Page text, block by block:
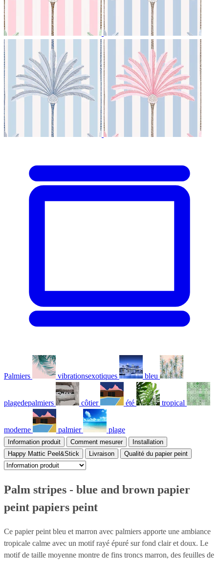
Palmiers vibrationsexotiques bleu
plagedepalmiers côtier été tropical
moderne palmier plage
Information produit Comment mesurer
Installation
Happy Mattic Peel&Stick
Livraison Qualité du papier peint
Palm stripes - blue and brown papier
peint papiers peint
Ce papier peint bleu et marron avec palmiers apporte une ambiance
tropicale calme avec un motif rayé épuré sur fond clair et doux. Le
motif de taille moyenne montre de fins troncs marron, des feuilles de